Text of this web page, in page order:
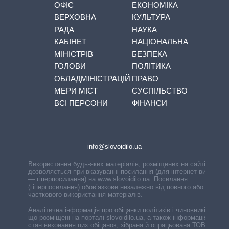
ОФІС
ВЕРХОВНА
РАДА
КАБІНЕТ
МІНІСТРІВ
ГОЛОВИ
ОБЛАДМІНІСТРАЦІЙ
МЕРИ МІСТ
ВСІ ПЕРСОНИ
ЕКОНОМІКА
КУЛЬТУРА
НАУКА
НАЦІОНАЛЬНА
БЕЗПЕКА
ПОЛІТИКА
ПРАВО
СУСПІЛЬСТВО
ФІНАНСИ
info@slovoidilo.ua
Використання будь-яких матеріалів, розміщених на сайті,
дозволяється при вказуванні посилання (для інтернет-видань
— гіперпосилання) на www.slovoidilo.ua. Посилання
(гіперпосилання) обов’язкове незалежно від повного або
часткового використання матеріалів.
Аналітична інформація про обіцянки політиків і чиновників,
що розміщені на порталі slovoidilo.ua, а також інформація про
стан виконання цих обіцянок, зібрана й опрацьована ТОВ «ІА